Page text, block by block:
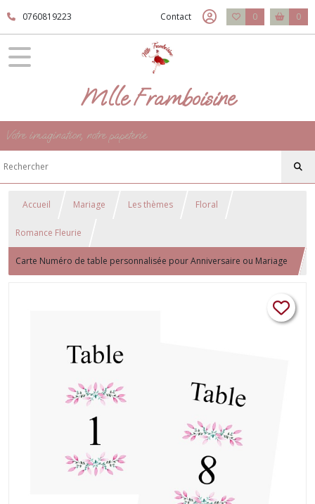
0760819223 Contact 0 0
Mlle Framboisine
Votre imagination, notre papeterie
Accueil Mariage Les thèmes Floral
Romance Fleurie
Carte Numéro de table personnalisée pour Anniversaire ou Mariage